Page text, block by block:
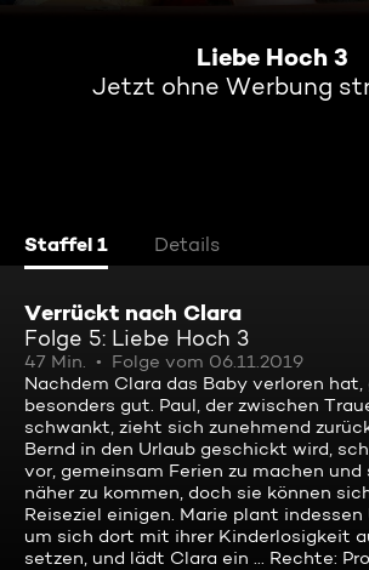
Liebe Hoch 3
Jetzt ohne Werbung
Staffel 1 Details
Verrückt nach Clara
Folge 5: Liebe Hoch 3
47 Min.
Folge vom 06.11.2019
Nachdem Clara das Baby verloren
besonders gut. Paul, der zwischen
schwankt, zieht sich zunehmend
Bernd in den Urlaub geschickt wird,
vor, gemeinsam Ferien zu machen und
näher zu kommen, doch sie können
Reiseziel einigen. Marie plant
um sich dort mit ihrer Kinderlosigkeit
setzen, und lädt Clara ein ... Rechte: